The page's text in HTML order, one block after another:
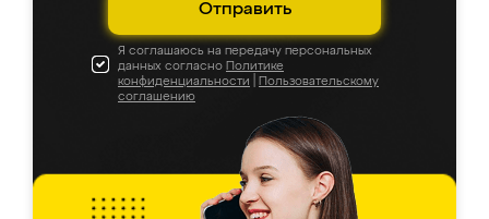
Отправить
Я соглашаюсь на передачу персональных
данных согласно Политике
конфиденциальности
Пользовательскому
соглашению